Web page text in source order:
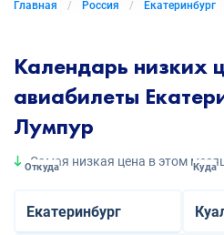
Главная Россия Екатеринбург
Календарь низких
авиабилеты
Лумпур
Самая низкая цена в этом
Откуда Куда